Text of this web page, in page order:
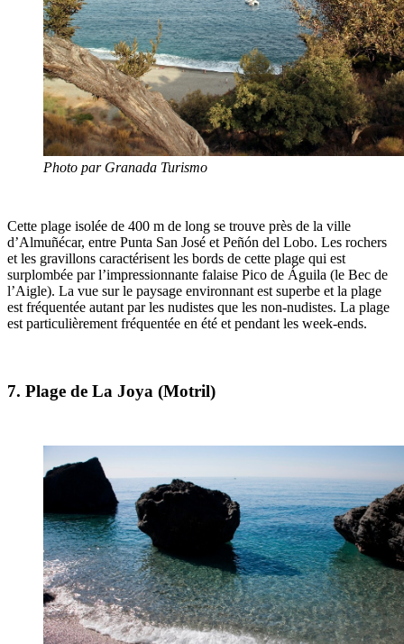
Photo par Granada Turismo
Cette plage isolée de 400 m de long se trouve près de la ville
d’Almuñécar, entre Punta San José et Peñón del Lobo. Les rochers
et les gravillons caractérisent les bords de cette plage qui est
surplombée par l’impressionnante falaise Pico de Águila (le Bec de
l’Aigle). La vue sur le paysage environnant est superbe et la plage
est fréquentée autant par les nudistes que les non-nudistes. La plage
est particulièrement fréquentée en été et pendant les week-ends.
7. Plage de La Joya (Motril)